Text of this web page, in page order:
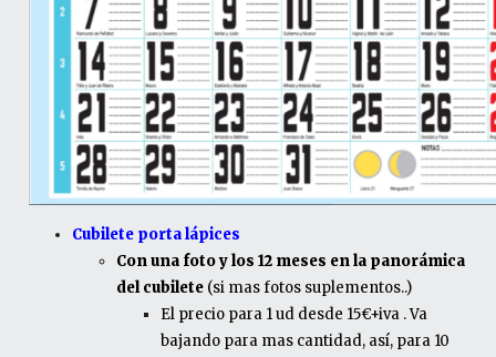
Cubilete porta lápices
Con una foto y los 12 meses en la panorámica
del cubilete (si mas fotos suplementos..)
El precio para 1 ud desde 15€+iva . Va
bajando para mas cantidad, así, para 10